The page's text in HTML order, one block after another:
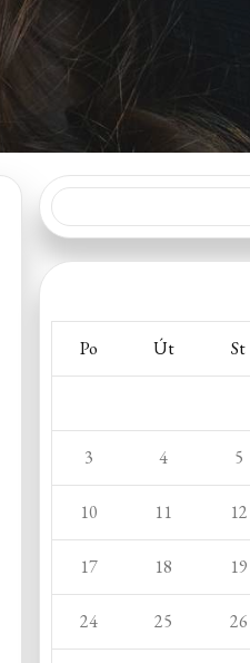
Po Út St
3 4 5
10 11 12
17 18 19
24 25 26